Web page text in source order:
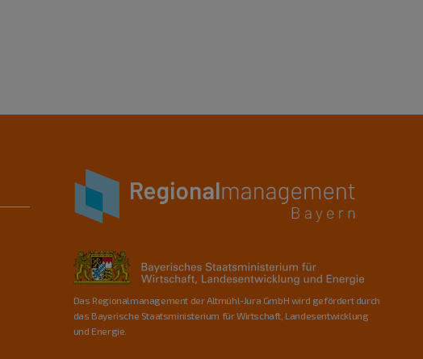
Das Regionalmanagement der Altmühl-Jura GmbH wird gefördert durch
das Bayerische Staatsministerium für Wirtschaft, Landesentwicklung
und Energie.